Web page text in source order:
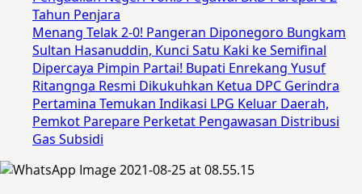
Tahun Penjara
Menang Telak 2-0! Pangeran Diponegoro Bungkam
Sultan Hasanuddin, Kunci Satu Kaki ke Semifinal
Dipercaya Pimpin Partai! Bupati Enrekang Yusuf
Ritangnga Resmi Dikukuhkan Ketua DPC Gerindra
Pertamina Temukan Indikasi LPG Keluar Daerah,
Pemkot Parepare Perketat Pengawasan Distribusi
Gas Subsidi